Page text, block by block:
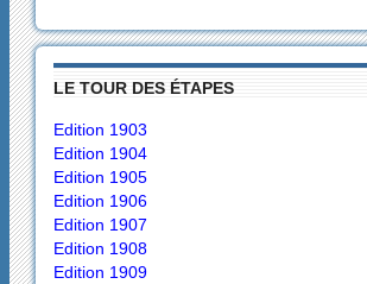
LE TOUR DES ÉTAPES
Edition 1903
Edition 1904
Edition 1905
Edition 1906
Edition 1907
Edition 1908
Edition 1909